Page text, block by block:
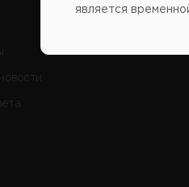
является